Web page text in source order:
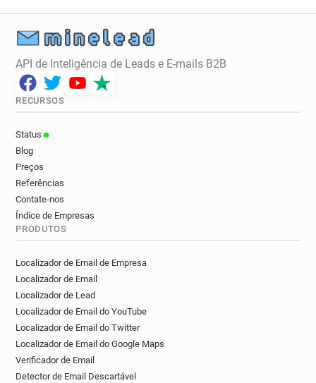
t**********@kirklees.gov.uk
r*******@kirklees.gov.uk
o*******@kirklees.gov.uk
n**********@kirklees.gov.uk
b********@kirklees.gov.uk
x********@kirklees.gov.uk
k**********@kirklees.gov.uk
x************@kirklees.gov.uk
j*********@kirklees.gov.uk
e********@kirklees.gov.uk
m***********@kirklees.gov.uk
l************@kirklees.gov.uk
w***********@kirklees.gov.uk
API de Inteligência de Leads e E-mails B2B
RECURSOS
Status
Blog
Preços
Referências
Contate-nos
Índice de Empresas
PRODUTOS
Localizador de Email de Empresa
Localizador de Email
Localizador de Lead
Localizador de Email do YouTube
Localizador de Email do Twitter
Localizador de Email do Google Maps
Verificador de Email
Detector de Email Descartável